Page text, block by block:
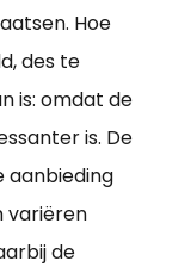
Hoe
des te
is: omdat de
is. De
aanbieding
variëren
de